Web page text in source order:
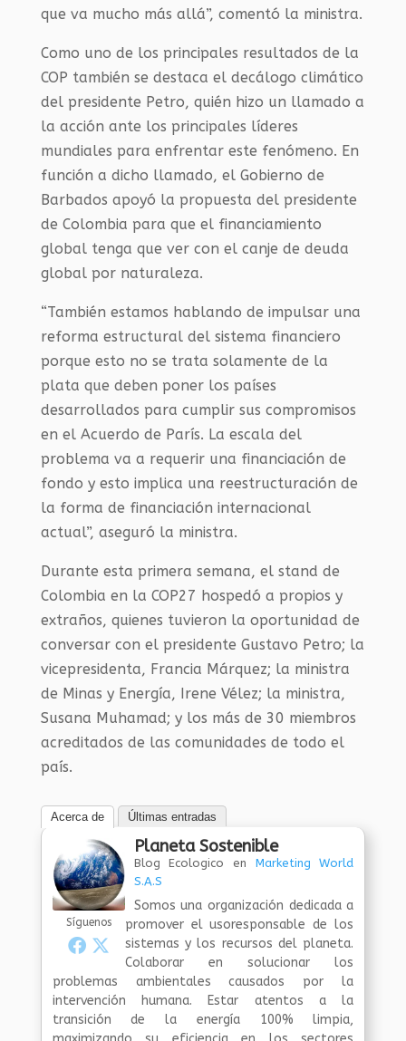
que va mucho más allá”, comentó la ministra.
Como uno de los principales resultados de la
COP también se destaca el decálogo climático
del presidente Petro, quién hizo un llamado a
la acción ante los principales líderes
mundiales para enfrentar este fenómeno. En
función a dicho llamado, el Gobierno de
Barbados apoyó la propuesta del presidente
de Colombia para que el financiamiento
global tenga que ver con el canje de deuda
global por naturaleza.
“También estamos hablando de impulsar una
reforma estructural del sistema financiero
porque esto no se trata solamente de la
plata que deben poner los países
desarrollados para cumplir sus compromisos
en el Acuerdo de París. La escala del
problema va a requerir una financiación de
fondo y esto implica una reestructuración de
la forma de financiación internacional
actual”, aseguró la ministra.
Durante esta primera semana, el stand de
Colombia en la COP27 hospedó a propios y
extraños, quienes tuvieron la oportunidad de
conversar con el presidente Gustavo Petro; la
vicepresidenta, Francia Márquez; la ministra
de Minas y Energía, Irene Vélez; la ministra,
Susana Muhamad; y los más de 30 miembros
acreditados de las comunidades de todo el
país.
Acerca de Últimas entradas
Síguenos
Planeta Sostenible
Blog Ecologico en Marketing World
S.A.S
Somos una organización dedicada a
promover el usoresponsable de los
sistemas y los recursos del planeta.
Colaborar en solucionar los
problemas ambientales causados por la
intervención humana. Estar atentos a la
transición de la energía 100% limpia,